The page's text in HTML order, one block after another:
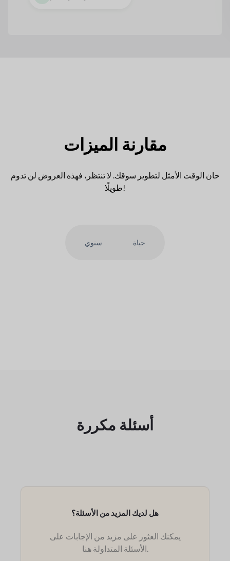
مقارنة الميزات
حان الوقت الأمثل لتطوير سوقك. لا تنتظر، فهذه العروض لن تدوم
طويلًا!
سنوي حياة
أسئلة مكررة
هل لديك المزيد من الأسئلة؟
يمكنك العثور على مزيد من الإجابات على
الأسئلة المتداولة هنا.